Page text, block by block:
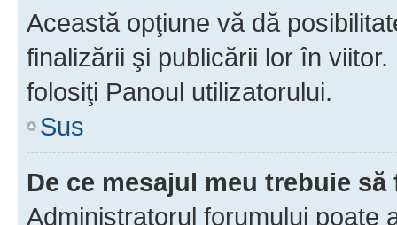
Această opţiune vă dă
finalizării şi publicării lor în
folosiţi Panoul utilizatorului.
Sus
De ce mesajul meu trebuie
Administratorul forumului poate